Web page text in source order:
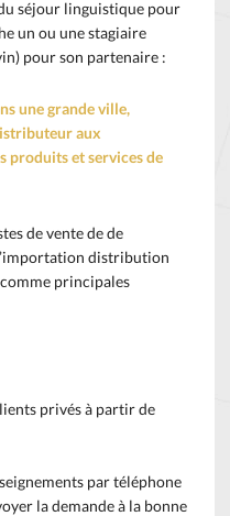
séjour linguistique pour
un ou une stagiaire
pour son partenaire :
une grande ville,
aux
produits et services de
de vente de de
distribution
principales
privés à partir de
par téléphone
la demande à la bonne